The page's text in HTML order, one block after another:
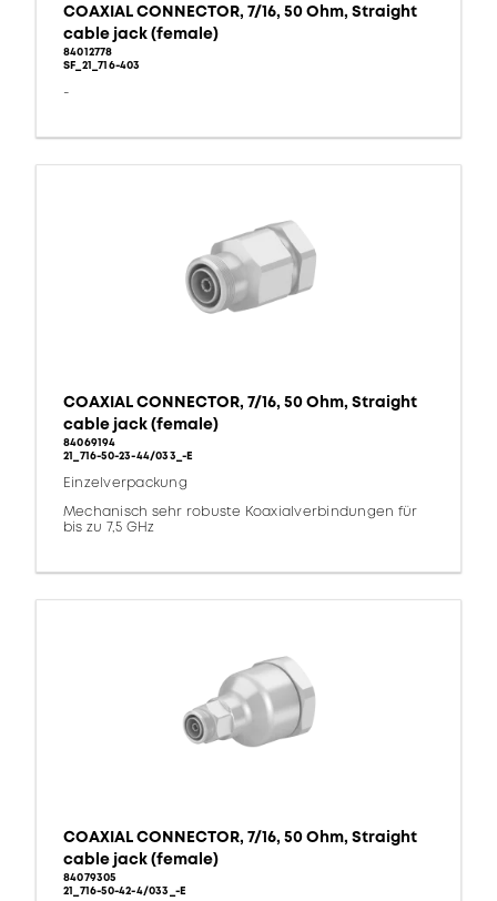
COAXIAL CONNECTOR, 7/16, 50 Ohm, Straight
cable jack (female)
84012778
SF_21_716-403
-
COAXIAL CONNECTOR, 7/16, 50 Ohm, Straight
cable jack (female)
84069194
21_716-50-23-44/033_-E
Einzelverpackung
Mechanisch sehr robuste Koaxialverbindungen für
bis zu 7,5 GHz
COAXIAL CONNECTOR, 7/16, 50 Ohm, Straight
cable jack (female)
84079305
21_716-50-42-4/033_-E